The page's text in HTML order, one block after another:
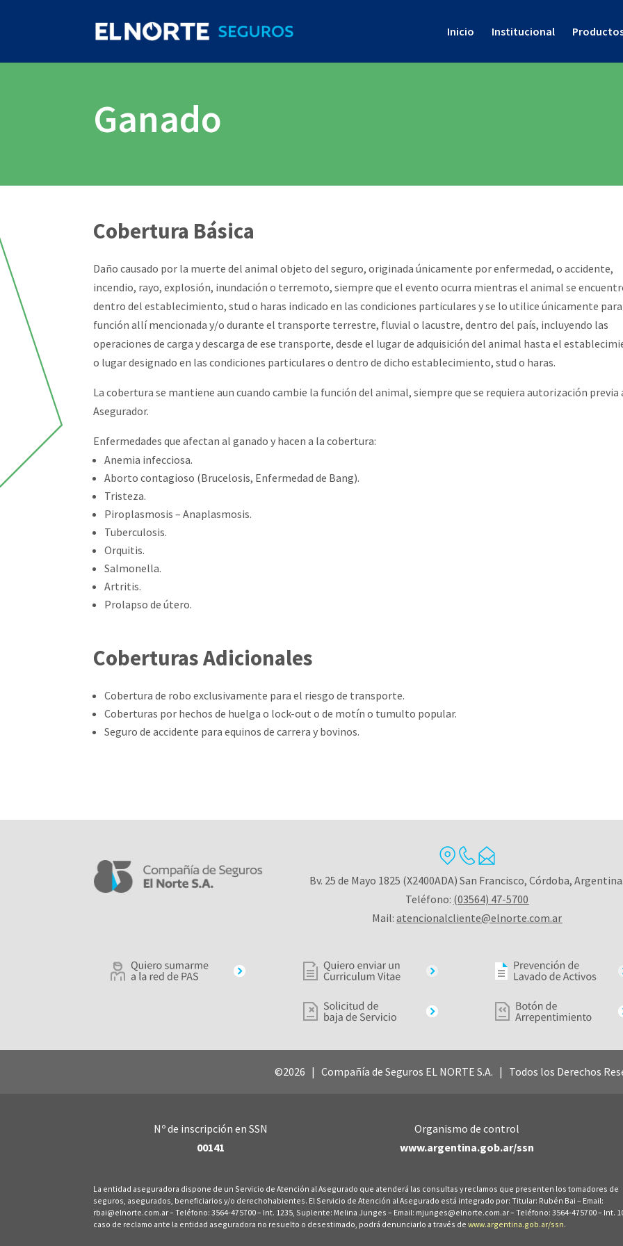
Inicio Institucional
Ganado
Cobertura Básica
Daño causado por la muerte del animal objeto del seguro, originada únicamente por enfermedad, o accidente,
incendio, rayo, explosión, inundación o terremoto, siempre que el evento ocurra mientras el animal se
dentro del establecimiento, stud o haras indicado en las condiciones particulares y se lo utilice únicamente
función allí mencionada y/o durante el transporte terrestre, fluvial o lacustre, dentro del país, incluyendo las
operaciones de carga y descarga de ese transporte, desde el lugar de adquisición del animal hasta el
o lugar designado en las condiciones particulares o dentro de dicho establecimiento, stud o haras.
La cobertura se mantiene aun cuando cambie la función del animal, siempre que se requiera autorización previa
Asegurador.
Enfermedades que afectan al ganado y hacen a la cobertura:
Anemia infecciosa.
Aborto contagioso (Brucelosis, Enfermedad de Bang).
Tristeza.
Piroplasmosis – Anaplasmosis.
Tuberculosis.
Orquitis.
Salmonella.
Artritis.
Prolapso de útero.
Coberturas Adicionales
Cobertura de robo exclusivamente para el riesgo de transporte.
Coberturas por hechos de huelga o lock-out o de motín o tumulto popular.
Seguro de accidente para equinos de carrera y bovinos.
Bv. 25 de Mayo 1825 (X2400ADA) San Francisco, Córdoba,
Teléfono: (03564) 47-5700
Mail:atencionalcliente@elnorte.com.ar
©2026 | Compañía de Seguros EL NORTE S.A. | Todos los Derechos
Nº de inscripción en SSN
00141
Organismo de control
www.argentina.gob.ar/ssn
La entidad aseguradora dispone de un Servicio de Atención al Asegurado que atenderá las consultas y reclamos que presenten los tomadores de
seguros, asegurados, beneficiarios y/o derechohabientes. El Servicio de Atención al Asegurado está integrado por: Titular: Rubén Bai – Email:
rbai@elnorte.com.ar – Teléfono: 3564-475700 – Int. 1235, Suplente: Melina Junges – Email: mjunges@elnorte.com.ar – Teléfono: 3564-475700 – Int.
caso de reclamo ante la entidad aseguradora no resuelto o desestimado, podrá denunciarlo a través dewww.argentina.gob.ar/ssn.